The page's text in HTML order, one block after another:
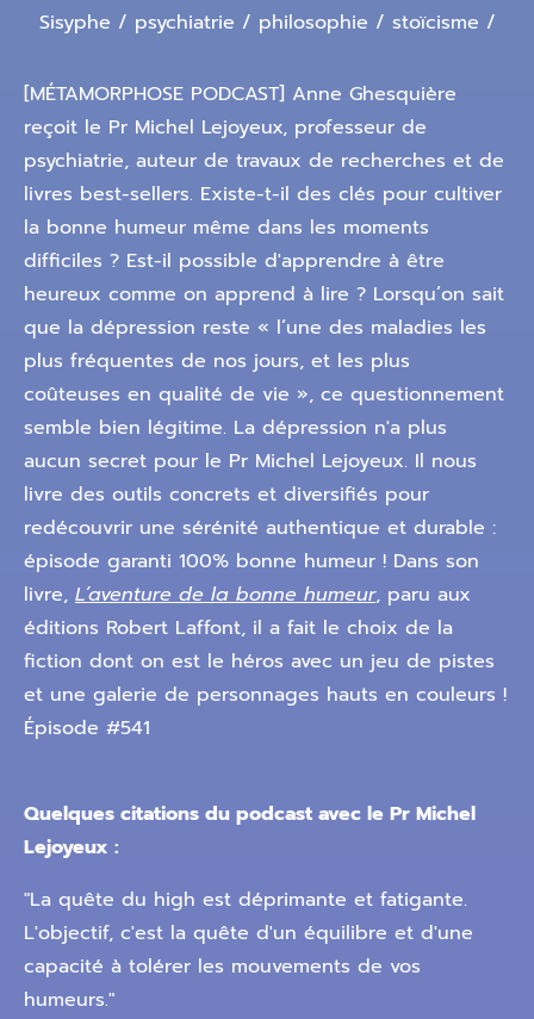
Sisyphe / psychiatrie / philosophie / stoïcisme /
[MÉTAMORPHOSE PODCAST] Anne Ghesquière
reçoit le Pr Michel Lejoyeux, professeur de
psychiatrie, auteur de travaux de recherches et de
livres best-sellers. Existe-t-il des clés pour cultiver
la bonne humeur même dans les moments
difficiles ? Est-il possible d'apprendre à être
heureux comme on apprend à lire ? Lorsqu’on sait
que la dépression reste « l’une des maladies les
plus fréquentes de nos jours, et les plus
coûteuses en qualité de vie », ce questionnement
semble bien légitime. La dépression n'a plus
aucun secret pour le Pr Michel Lejoyeux. Il nous
livre des outils concrets et diversifiés pour
redécouvrir une sérénité authentique et durable :
épisode garanti 100% bonne humeur ! Dans son
livre, L’aventure de la bonne humeur, paru aux
éditions Robert Laffont, il a fait le choix de la
fiction dont on est le héros avec un jeu de pistes
et une galerie de personnages hauts en couleurs !
Épisode #541
Quelques citations du podcast avec le Pr Michel
Lejoyeux :
"La quête du high est déprimante et fatigante.
L'objectif, c'est la quête d'un équilibre et d'une
capacité à tolérer les mouvements de vos
humeurs."